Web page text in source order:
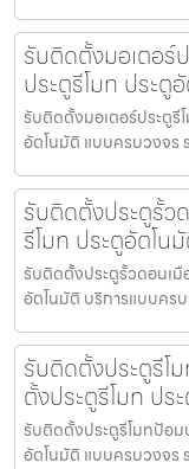
รับติดตั้งมอเตอร์
ประตูรีโมท ประตู
รับติดตั้งมอเตอร์ประตูรี
อัตโนมัติ แบบครบวงจร
รับติดตั้งประตูรั้ว
รีโมท ประตูอัตโน
รับติดตั้งประตูรั้วดอนเมื
อัตโนมัติ บริการแบบคร
รับติดตั้งประตูรีโ
ตั้งประตูรีโมท ปร
รับติดตั้งประตูรีโมทป้อ
อัตโนมัติ แบบครบวงจร